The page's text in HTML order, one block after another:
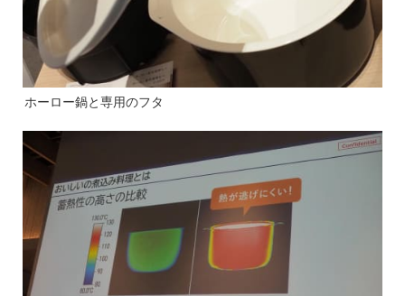
ホーロー鍋と専用のフタ